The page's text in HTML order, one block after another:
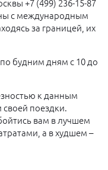
+7 (499) 236-15-87
с международным
за границей, их
будним дням с 10 до
к данным
поездки.
вам в лучшем
а в худшем –